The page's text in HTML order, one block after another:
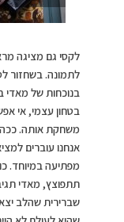
לקסי גם מציגה
לתמונה. בשחזור
בנוכחות של מאדי
בטחון עצמי, אי
משחקת אותה.
אנחנו עוברים
מפתיעה במיוחד.
תתפוצץ, מאדי
שברירית שהלב